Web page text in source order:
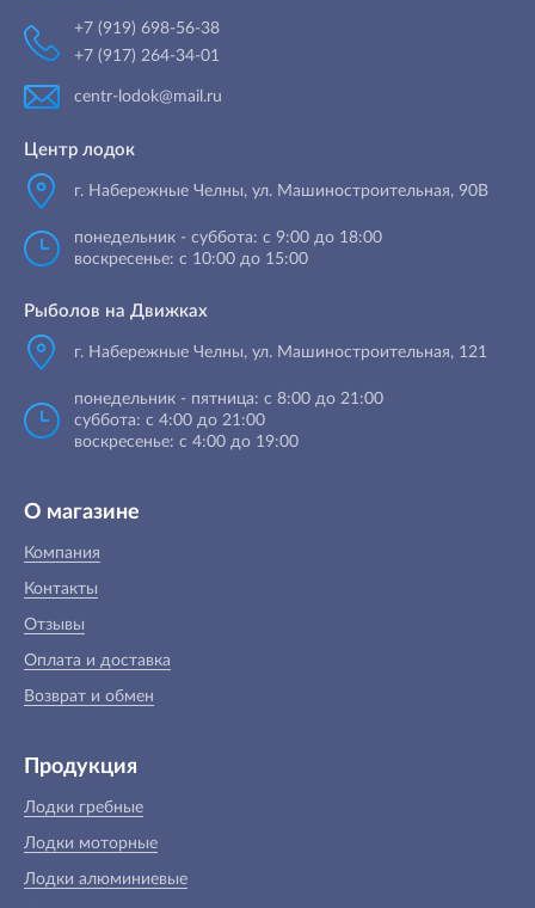
+7 (919) 698-56-38
+7 (917) 264-34-01
centr-lodok@mail.ru
Центр лодок
г. Набережные Челны, ул. Машиностроительная, 90B
понедельник - суббота: с 9:00 до 18:00
воскресенье: с 10:00 до 15:00
Рыболов на Движках
г. Набережные Челны, ул. Машиностроительная, 121
понедельник - пятница: с 8:00 до 21:00
суббота: с 4:00 до 21:00
воскресенье: с 4:00 до 19:00
О магазине
Компания
Контакты
Отзывы
Оплата и доставка
Возврат и обмен
Продукция
Лодки гребные
Лодки моторные
Лодки алюминиевые